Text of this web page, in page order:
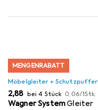
MENGENRABATT
Möbelgleiter + Schutzpuffer
EUR
2,88 bei 4 Stück EUR
0,06/1Stk.
Wagner SystemGleiter